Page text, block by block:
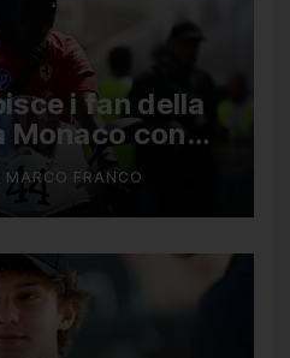
i fan della
Monaco con
MARCO FRANCO